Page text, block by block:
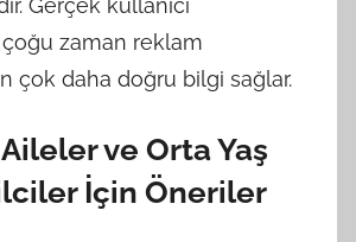
zaman reklam
çok daha doğru bilgi sağlar.
ve Orta Yaş
İçin Öneriler